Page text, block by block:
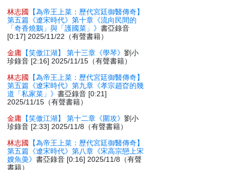
林志國
【為帝王上菜：歷代宮廷御醫傳奇】
第五篇《遼宋時代》第十章《流向民間的
「奇香燒鵝」與「護國菜」》書亞錄音
[0:17] 2025/11/22（有聲書籍）
金庸 【笑傲江湖】 第十三章《學琴》劉小
珍錄音 [2:16] 2025/11/15（有聲書籍）
林志國
【為帝王上菜：歷代宮廷御醫傳奇】
第五篇《遼宋時代》第九章《孝宗趙昚的幾
道「私家菜」》書亞錄音 [0:21]
2025/11/15（有聲書籍）
金庸 【笑傲江湖】 第十二章《圍攻》劉小
珍錄音 [2:33] 2025/11/8（有聲書籍）
林志國
【為帝王上菜：歷代宮廷御醫傳奇】
第五篇《遼宋時代》第八章《宋高宗戀上宋
嫂魚羮》書亞錄音 [0:16] 2025/11/8（有聲
書籍）